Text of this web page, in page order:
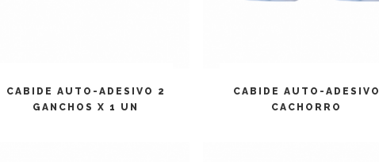
CABIDE AUTO-ADESIVO 2
GANCHOS X 1 UN
CABIDE AUTO-ADESIVO
CACHORRO